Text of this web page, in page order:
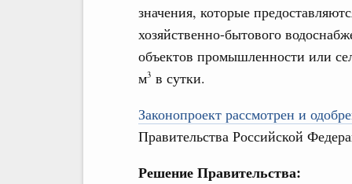
значения, которые
хозяйственно-бытового
объектов промышленности или
м3 в сутки.
Законопроект рассмотрен и
Правительства Российской
Решение Правительства: